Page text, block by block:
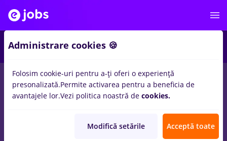
locuri de muncaPart timeinBucurestipentruStudent,
Senior-Level (> 5 ani)inTransport / Distributie, Medicina /
Sanatate
Administrare cookies 🍪
Folosim cookie-uri pentru a-ți oferi o experiență
presonalizată.Permite activarea pentru a beneficia de
avantajele lor.Vezi politica noastră de cookies.
Modifică setările Acceptă toate